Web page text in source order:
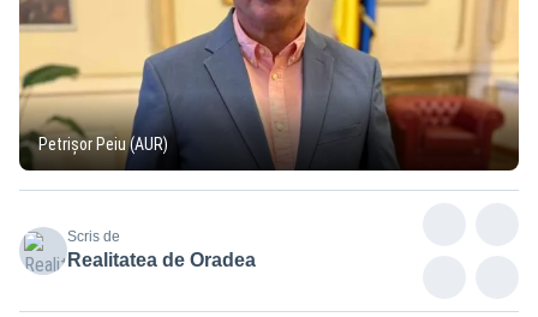
Petrișor Peiu (AUR)
Scris de
Realitatea de Oradea